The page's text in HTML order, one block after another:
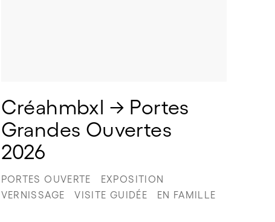
Créahmbxl → Portes
Grandes Ouvertes
2026
PORTES OUVERTE
EXPOSITION
VERNISSAGE
VISITE GUIDÉE EN FAMILLE